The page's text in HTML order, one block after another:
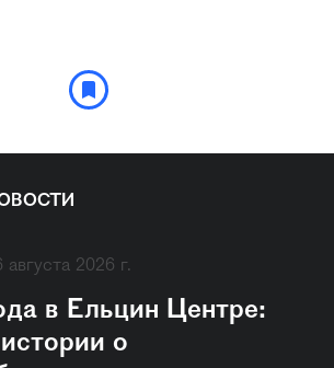
августа 2026 г.
в Ельцин Центре:
о